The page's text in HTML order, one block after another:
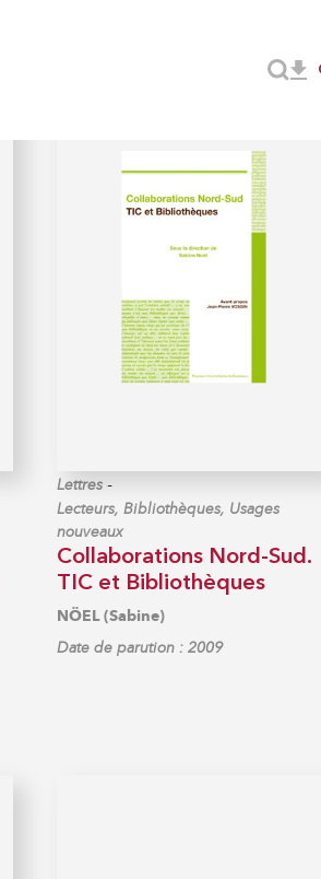
Lettres -
Lecteurs, Bibliothèques, Usages
nouveaux
Collaborations Nord-Sud.
TIC et Bibliothèques
NÖEL (Sabine)
Date de parution : 2009